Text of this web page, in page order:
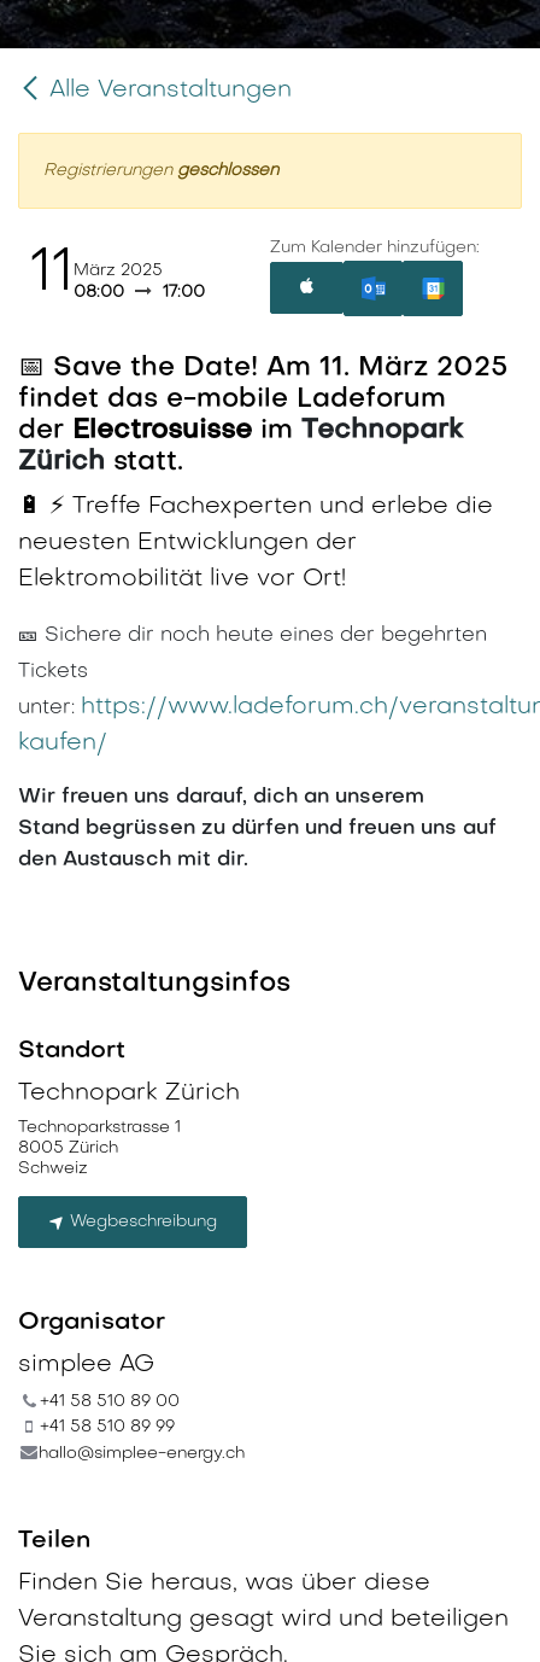
Alle Veranstaltungen
Registrierungen geschlossen
11 März 2025
08:00
17:00
Zum Kalender hinzufügen:
📅 Save the Date! Am 11. März 2025
findet das e-mobile Ladeforum
der Electrosuisse im
Technopark
Zürich statt.
🔋 ⚡ Treffe Fachexperten und erlebe die
neuesten Entwicklungen der
Elektromobilität live vor Ort!
🎫 Sichere dir noch heute eines der begehrten
Tickets
unter: https://www.ladeforum.ch/
kaufen/
Wir freuen uns darauf, dich an unserem
Stand begrüssen zu dürfen und freuen uns auf
den Austausch mit dir.
Veranstaltungsinfos
Standort
Technopark Zürich
Technoparkstrasse 1
8005 Zürich
Schweiz
Wegbeschreibung
Organisator
simplee AG
+41 58 510 89 00
+41 58 510 89 99
hallo@simplee-energy.ch
Teilen
Finden Sie heraus, was über diese
Veranstaltung gesagt wird und beteiligen
Sie sich am Gespräch.